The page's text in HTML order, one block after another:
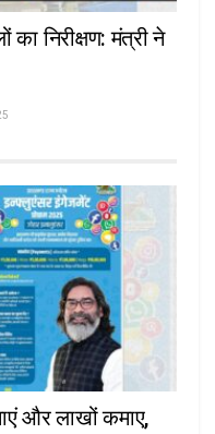
निरीक्षण: मंत्री ने
और लाखों कमाए,